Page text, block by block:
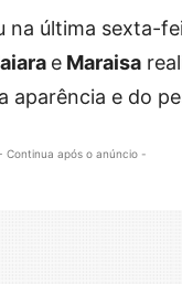
na última sexta-
e Maraisa
e do
Continua após o anúncio -